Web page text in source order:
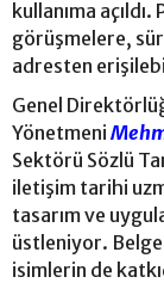
kullanıma
görüşmelere,
adresten
Genel
Yönetmeni
Sektörü Sözlü
iletişim tarihi
tasarım ve
üstleniyor.
isimlerin de